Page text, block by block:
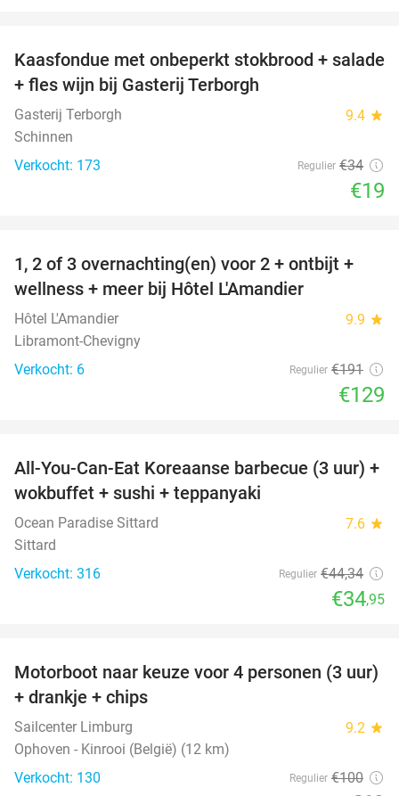
44%
Kaasfondue met onbeperkt stokbrood + salade
+ fles wijn bij Gasterij Terborgh
Gasterij Terborgh 9.4 star
Schinnen
Verkocht: 173
Regulier €34
€19
32%
TODAY
1, 2 of 3 overnachting(en) voor 2 + ontbijt +
wellness + meer bij Hôtel L'Amandier
Hôtel L'Amandier 9.9 star
Libramont-Chevigny
Verkocht: 6
Regulier €191
€129
21%
All-You-Can-Eat Koreaanse barbecue (3 uur) +
wokbuffet + sushi + teppanyaki
Ocean Paradise Sittard 7.6 star
Sittard
Verkocht: 316
Regulier €44,34
€34,95
31%
Motorboot naar keuze voor 4 personen (3 uur)
+ drankje + chips
Sailcenter Limburg 9.2 star
Ophoven - Kinrooi (België) (12 km)
Verkocht: 130
Regulier €100